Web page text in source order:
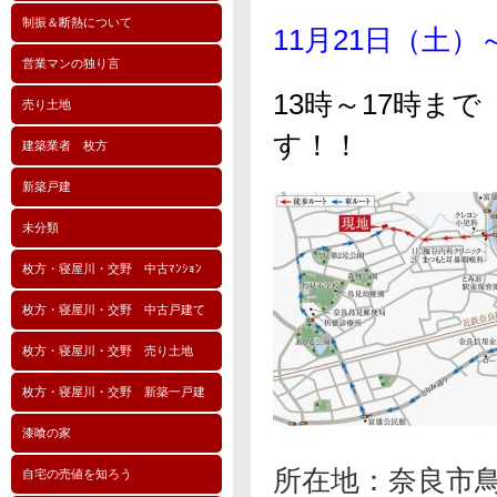
制振＆断熱について
営業マンの独り言
売り土地
建築業者 枚方
新築戸建
未分類
枚方・寝屋川・交野 中古ﾏﾝｼｮﾝ
枚方・寝屋川・交野 中古戸建て
枚方・寝屋川・交野 売り土地
枚方・寝屋川・交野 新築一戸建
漆喰の家
自宅の売値を知ろう
11月21日（土）
13時～17時ま
す！！
所在地：奈良市